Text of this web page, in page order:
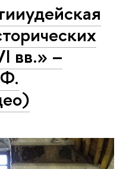
вв.» –